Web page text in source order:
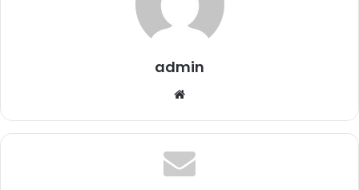
admin